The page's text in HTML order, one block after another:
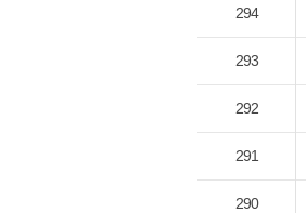
294
293
292
291
290